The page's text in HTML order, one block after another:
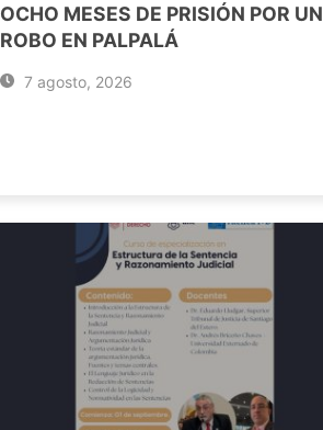
OCHO MESES DE PRISIÓN POR UN
ROBO EN PALPALÁ
7 agosto, 2026